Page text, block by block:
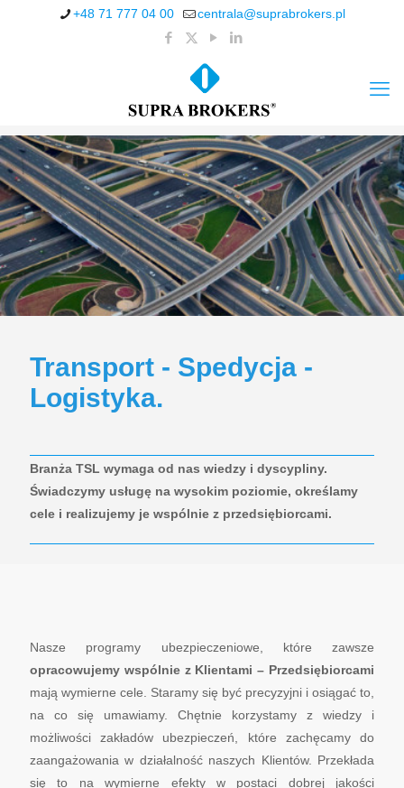
+48 71 777 04 00 centrala@suprabrokers.pl
Transport - Spedycja -
Logistyka.
Branża TSL wymaga od nas wiedzy i dyscypliny.
Świadczymy usługę na wysokim poziomie, określamy
cele i realizujemy je wspólnie z przedsiębiorcami.
Nasze programy ubezpieczeniowe, które zawsze
opracowujemy wspólnie z Klientami – Przedsiębiorcami
mają wymierne cele. Staramy się być precyzyjni i osiągać to,
na co się umawiamy. Chętnie korzystamy z wiedzy i
możliwości zakładów ubezpieczeń, które zachęcamy do
zaangażowania w działalność naszych Klientów. Przekłada
się to na wymierne efekty w postaci dobrej jakości